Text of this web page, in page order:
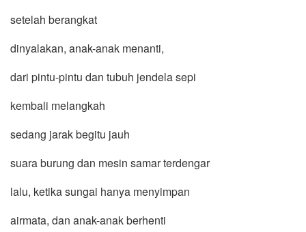
setelah berangkat
dinyalakan, anak-anak menanti,
dari pintu-pintu dan tubuh jendela sepi
kembali melangkah
sedang jarak begitu jauh
suara burung dan mesin samar terdengar
lalu, ketika sungai hanya menyimpan
airmata, dan anak-anak berhenti